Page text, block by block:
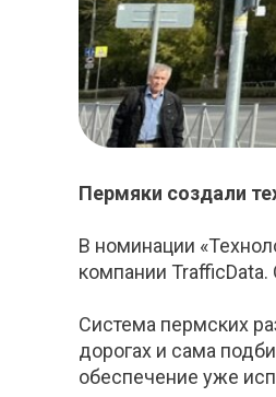
Пермяки создали
В номинации
компании
Система пермских
дорогах и сама
обеспечение уже